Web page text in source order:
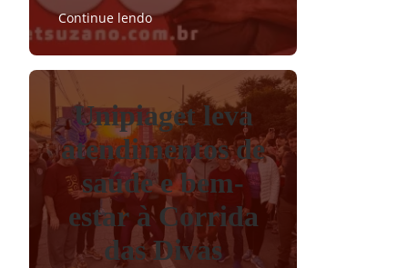
Continue lendo
Unipiaget leva
atendimentos de
saúde e bem-
estar à Corrida
das Divas